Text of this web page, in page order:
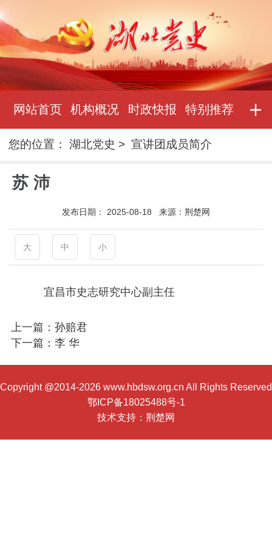
网站首页 机构概况 时政快报 特别推荐
您的位置：湖北党史 >宣讲团成员简介
苏 沛
发布日期： 2025-08-18 来源：荆楚网
大 中 小
宜昌市史志研究中心副主任
上一篇：孙赔君
下一篇：李 华
Copyright @2014-2026 www.hbdsw.org.cn All Rights Reserved
鄂ICP备18025488号-1
技术支持： 荆楚网